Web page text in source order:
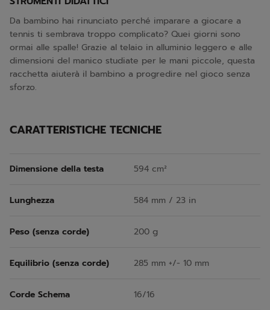
Da bambino hai rinunciato perché imparare a giocare a
tennis ti sembrava troppo complicato? Quei giorni sono
ormai alle spalle! Grazie al telaio in alluminio leggero e alle
dimensioni del manico studiate per le mani piccole, questa
racchetta aiuterà il bambino a progredire nel gioco senza
sforzo.
CARATTERISTICHE TECNICHE
Dimensione della testa 594 cm²
Lunghezza 584 mm / 23 in
Peso (senza corde) 200 g
Equilibrio (senza corde) 285 mm +/- 10 mm
Corde Schema 16/16